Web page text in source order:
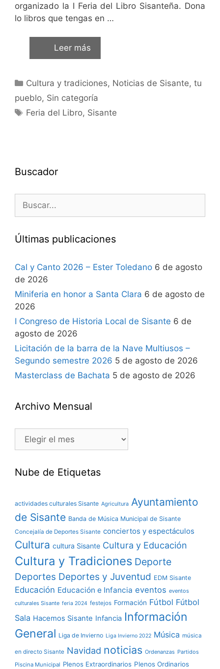
organizado la I Feria del Libro Sisanteña. Dona
lo libros que tengas en …
Leer más
Cultura y tradiciones, Noticias de Sisante, tu
pueblo, Sin categoría
Feria del Libro, Sisante
Buscador
Últimas publicaciones
Cal y Canto 2026 – Ester Toledano 6 de agosto
de 2026
Miniferia en honor a Santa Clara 6 de agosto de
2026
I Congreso de Historia Local de Sisante 6 de
agosto de 2026
Licitación de la barra de la Nave Multiusos –
Segundo semestre 2026 5 de agosto de 2026
Masterclass de Bachata 5 de agosto de 2026
Archivo Mensual
Nube de Etiquetas
actividades culturales Sisante Agricultura Ayuntamiento
de Sisante Banda de Música Municipal de Sisante
Concejalía de Deportes Sisante conciertos y espectáculos
Cultura cultura Sisante Cultura y Educación
Cultura y Tradiciones Deporte
Deportes Deportes y Juventud EDM Sisante
Educación Educación e Infancia eventos eventos
culturales Sisante feria 2024 festejos Formación Fútbol Fútbol
Sala Hacemos Sisante Infancia Información
General Liga de Invierno Liga Invierno 2022 Música música
en directo Sisante Navidad noticias Ordenanzas Partidos
Piscina Municipal Plenos Extraordinarios Plenos Ordinarios